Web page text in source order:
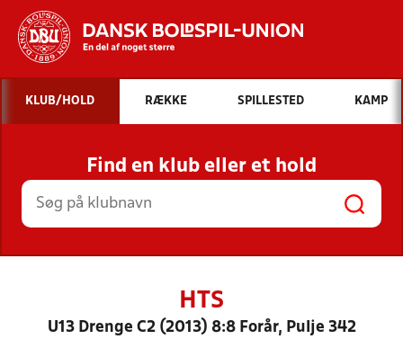
Hvad vil du søge efter?
INDHOLD OG NYHEDER
STILLINGER, RESULTATER, KLUBBER OG
HOLD
KLUB/HOLD RÆKKE SPILLESTED KAMP
Find en klub eller et hold
HTS
U13 Drenge C2 (2013) 8:8 Forår, Pulje 342